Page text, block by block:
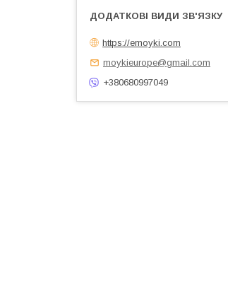
https://emoyki.com
moykieurope@gmail.com
+380680997049